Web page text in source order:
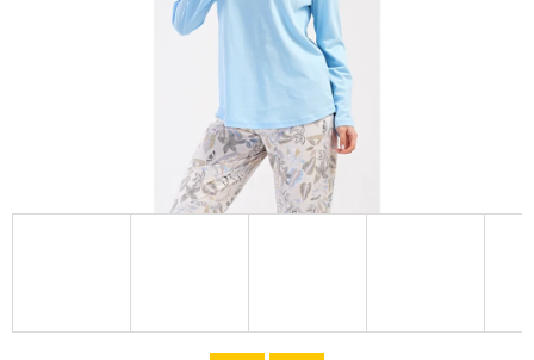
HĽADAŤ